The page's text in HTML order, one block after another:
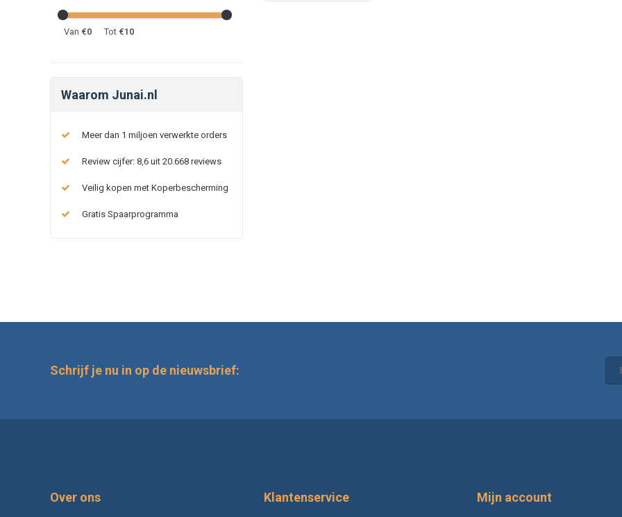
Van €0 Tot €10
Waarom Junai.nl
Meer dan 1 miljoen verwerkte orders
Review cijfer: 8,6 uit 20.668 reviews
Veilig kopen met Koperbescherming
Gratis Spaarprogramma
Schrijf je nu in op de nieuwsbrief:
Over ons Klantenservice Mijn account